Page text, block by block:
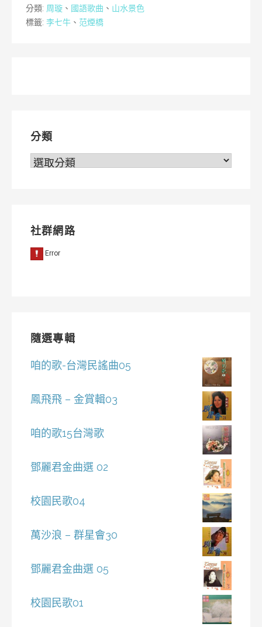
分類: 周璇 、 國語歌曲 、 山水景色
標籤: 李七牛 、 范煙橋
分類
分
社群網路
隨選專輯
咱的歌-台灣民謠曲05
鳳飛飛 – 金賞輯03
咱的歌15台灣歌
鄧麗君金曲選 02
校園民歌04
萬沙浪 – 群星會30
鄧麗君金曲選 05
校園民歌01